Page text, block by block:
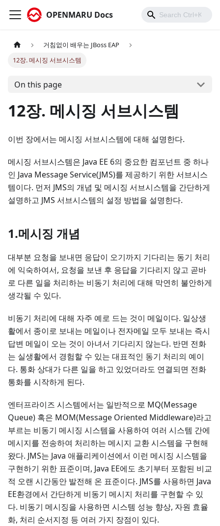
OPENMARU Docs
거침없이 배우는 JBoss EAP
12장. 메시징 서브시스템
On this page
12장. 메시징 서브시스템
이번 장에서는 메시징 서브시스템에 대해 설명한다.
메시징 서브시스템은 Java EE 6의 중요한 컴포넌트 중 하나
인 Java Message Service(JMS)를 제공하기 위한 서브시스
템이다. 먼저 JMS의 개념 및 메시징 서브시스템을 간단하게
설명하고 JMS 서브시스템의 설정 방법을 설명한다.
1.메시징 개념
대부분 요청을 보내면 응답이 오기까지 기다리는 동기 처리
에 익숙하여서, 요청을 보낸 후 응답을 기다리지 않고 곧바
로 다른 일을 처리하는 비동기 처리에 대해 막연히 불안하게
생각될 수 있다.
비동기 처리에 대해 자주 예로 드는 것이 메일이다. 일상생
활에서 종이로 보내는 메일이나 전자메일 모두 보내는 즉시
답변 메일이 오는 것이 아녀서 기다리지 않는다. 반면 전화
는 실생활에서 경험할 수 있는 대표적인 동기 처리의 예이
다. 통화 상대가 다른 일을 하고 있었더라도 연결되면 전화
통화를 시작하게 된다.
엔터프라이즈 시스템에서는 일반적으로 MQ(Message
Queue) 혹은 MOM(Message Oriented Middleware)라고
부르는 비동기 메시징 시스템을 사용하여 여러 시스템 간에
메시지를 전송하여 처리하는 메시지 교환 시스템을 구현해
왔다. JMS는 Java 애플리케이션에서 이런 메시징 시스템을
구현하기 위한 표준이며, Java EE에도 초기부터 포함된 비교
적 오랜 시간동안 발전해 온 표준이다. JMS를 사용하면 Java
EE환경에서 간단하게 비동기 메시지 처리를 구현할 수 있
다. 비동기 메시징을 사용하면 시스템 성능 향상, 자원 효율
화, 처리 순서지정 등 여러 가지 장점이 있다.